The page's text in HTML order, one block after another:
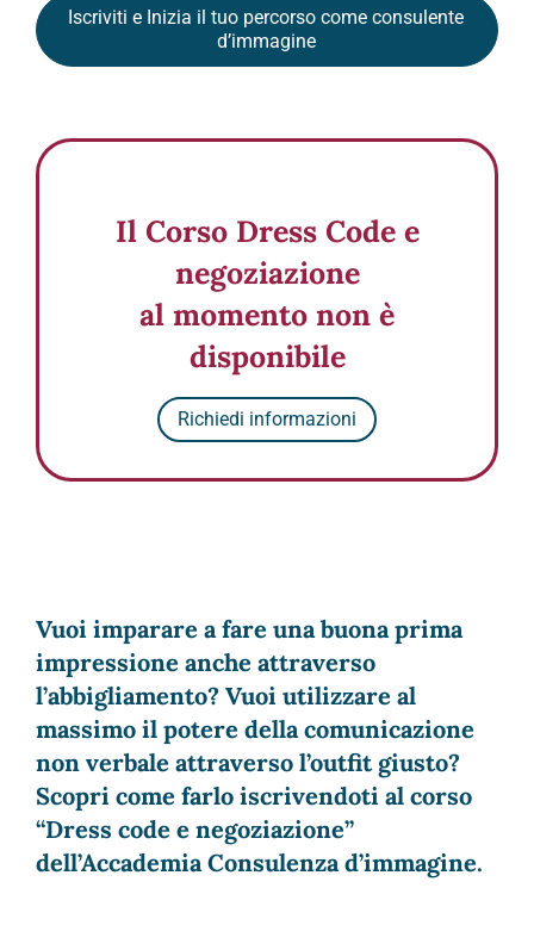
Iscriviti e Inizia il tuo percorso come consulente
d’immagine
Il Corso Dress Code e
negoziazione
al momento non è
disponibile
Richiedi informazioni
Vuoi imparare a fare una buona prima
impressione anche attraverso
l’abbigliamento? Vuoi utilizzare al
massimo il potere della comunicazione
non verbale attraverso l’outfit giusto?
Scopri come farlo iscrivendoti al corso
“Dress code e negoziazione”
dell’Accademia Consulenza d’immagine.